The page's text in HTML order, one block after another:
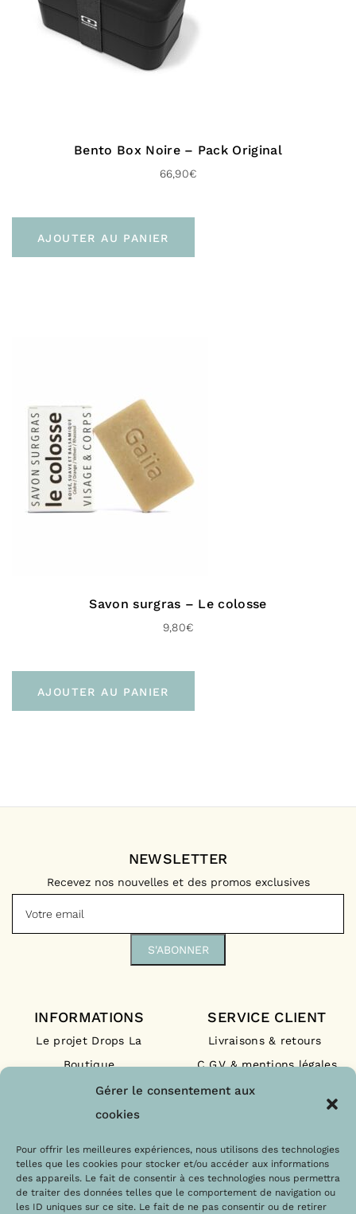
Gérer le consentement aux
cookies
Pour offrir les meilleures expériences, nous utilisons des technologies
telles que les cookies pour stocker et/ou accéder aux informations
des appareils. Le fait de consentir à ces technologies nous permettra
de traiter des données telles que le comportement de navigation ou
les ID uniques sur ce site. Le fait de ne pas consentir ou de retirer
Bento Box Noire – Pack Original
66,90€
AJOUTER AU PANIER
Savon surgras – Le colosse
9,80€
AJOUTER AU PANIER
INFORMATIONS
Le projet Drops La
Boutique
Nos engagements
Les labels
SERVICE CLIENT
Livraisons & retours
C.G.V & mentions légales
F.A.Q
NEWSLETTER
Recevez nos nouvelles et des promos exclusives